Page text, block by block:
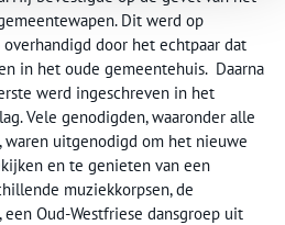
Dit werd op
door het echtpaar dat
in het oude gemeentehuis. Daarna
werd ingeschreven in het
Vele genodigden, waaronder alle
waren uitgenodigd om het nieuwe
en te genieten van een
muziekkorpsen, de
Oud-Westfriese dansgroep uit